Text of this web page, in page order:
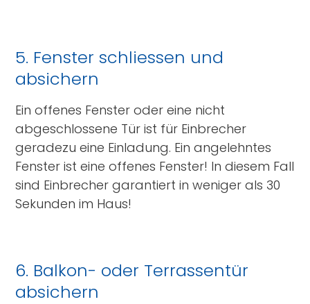
5. Fenster schliessen und
absichern
Ein offenes Fenster oder eine nicht
abgeschlossene Tür ist für Einbrecher
geradezu eine Einladung. Ein angelehntes
Fenster ist eine offenes Fenster! In diesem Fall
sind Einbrecher garantiert in weniger als 30
Sekunden im Haus!
6. Balkon- oder Terrassentür
absichern